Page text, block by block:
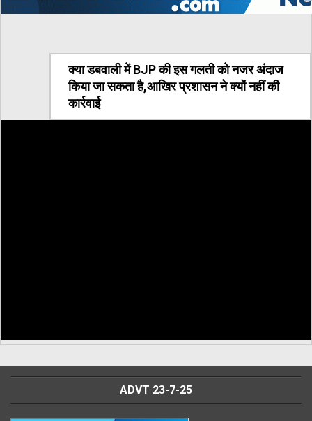
क्या डबवाली में BJP की इस गलती को नजर अंदाज
किया जा सकता है,आखिर प्रशासन ने क्यों नहीं की
कार्रवाई
ADVT 23-7-25